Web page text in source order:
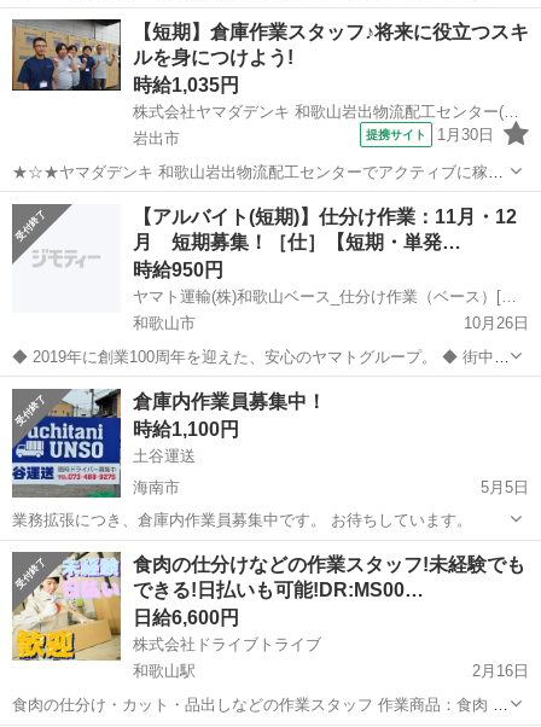
もよく見かける身近なクロネコヤマト。 荷物を無事にお届けするまで
には、様々なお仕事があります。 ヤマトグループの一員として仕事し
てみませんか？ ＜...
和歌山 和歌山市 倉庫
【短期】倉庫作業スタッフ♪将来に役立つスキ
ルを身につけよう!
時給1,035円
株式会社ヤマダデンキ 和歌山岩出物流配工センター(アルバイト/92.短期(倉庫系))W1718/A1042
岩出市
提携サイト 1月30日
★☆★ヤマダデンキ 和歌山岩出物流配工センターでアクティブに稼ぎ
ませんか?★☆★ 快適な空間でお仕事できるよう、環境整備にも力を
入れています! 居心地の良さをご自身で実感してみてください♪ ◎はた
らきやすいお店を追求◎ ...
和歌山
【アルバイト(短期)】仕分け作業：11月・12
月 短期募集！［仕］【短期・単発…
時給950円
ヤマト運輸(株)和歌山ベース_仕分け作業（ベース）[仕](広告No.Y00000237679)
和歌山市
10月26日
◆ 2019年に創業100周年を迎えた、安心のヤマトグループ。 ◆ 街中で
もよく見かける身近なクロネコヤマト。 荷物を無事にお届けするまで
には、様々なお仕事があります。 ヤマトグループの一員として仕事し
てみませんか？ ＜...
和歌山 和歌山市 倉庫
倉庫内作業員募集中！
時給1,100円
土谷運送
海南市
5月5日
業務拡張につき、倉庫内作業員募集中です。 お待ちしています。
和歌山 海南市 倉庫 業務
食肉の仕分けなどの作業スタッフ!未経験でも
できる!日払いも可能!DR:MS00…
日給6,600円
株式会社ドライブトライブ
和歌山駅
2月16日
食肉の仕分け・カット・品出しなどの作業スタッフ 作業商品：食肉 年